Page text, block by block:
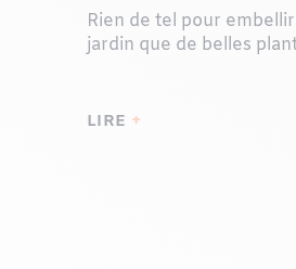
Rien de tel pour
jardin que de belles
LIRE